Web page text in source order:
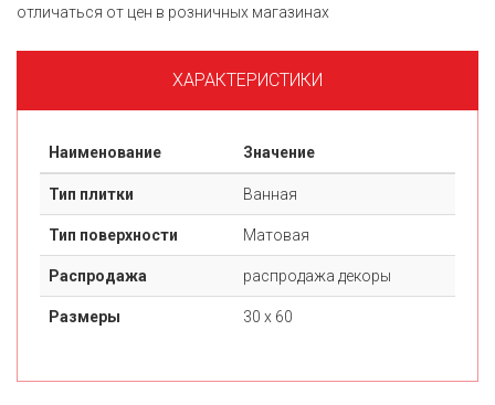
отличаться от цен в розничных магазинах
ХАРАКТЕРИСТИКИ
Наименование Значение
Тип плитки Ванная
Тип поверхности Матовая
Распродажа распродажа декоры
Размеры 30 х 60